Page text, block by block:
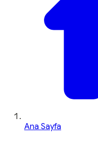
Ana Sayfa